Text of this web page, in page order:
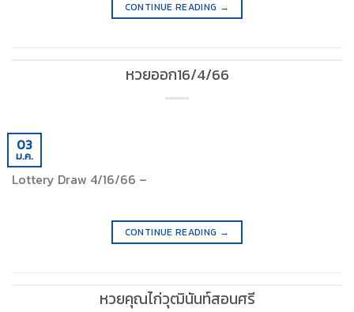
CONTINUE READING →
หวยออก16/4/66
03
ม.ค.
Lottery Draw 4/16/66 –
CONTINUE READING →
หวยคุณไก่วุฒินันท์สอนศรี